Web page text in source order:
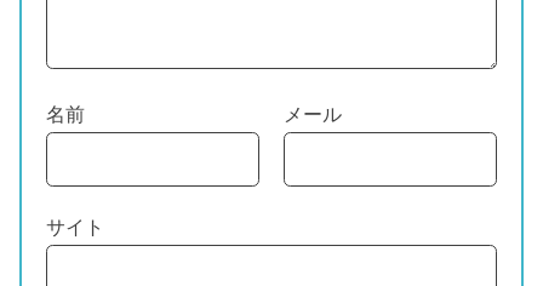
名前 メール
サイト